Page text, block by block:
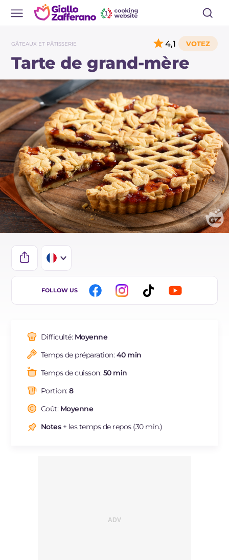
GÂTEAUX ET PÂTISSERIE
Tarte de grand-mère
4,1
IT
BR
ES
NL
FOLLOW US
Difficulté: Moyenne
Temps de préparation:40 min
Temps de cuisson:50 min
Portion:8
Coût: Moyenne
Notes+ les temps de repos (30 min.)